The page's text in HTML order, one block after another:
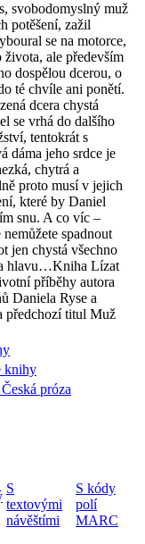
svobodomyslný muž
potěšení, zažil
se na motorce,
života, ale především
dospělou dcerou, o
té chvíle ani ponětí.
dcera chystá
se vrhá do dalšího
tentokrát s
dáma jeho srdce je
chytrá a
proto musí v jejich
které by Daniel
snu. A co víc –
spadnout
jen chystá všechno
hlavu…Kniha Lízat
příběhy autora
Daniela Ryse a
předchozí titul Muž
knihy
próza
S
textovými
návěštími
S kódy
polí
MARC